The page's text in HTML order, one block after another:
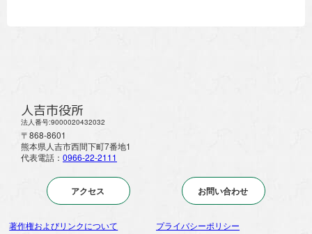
人吉市役所
法人番号:9000020432032
〒868-8601
熊本県人吉市西間下町7番地1
代表電話： 0966-22-2111
アクセス お問い合わせ
著作権およびリンクについて
プライバシーポリシー